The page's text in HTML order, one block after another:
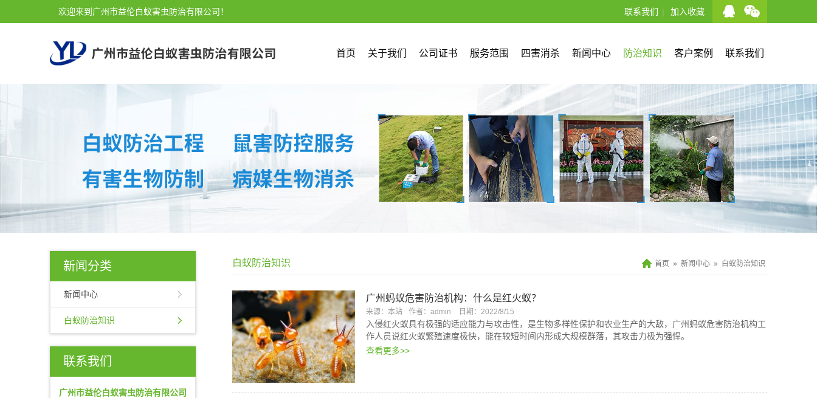
欢迎来到广州市益伦白蚁害虫防治有限公司！ 联系我们 | 加入收藏
首页 关于我们 公司证书 服务范围 四害消杀 新闻中心 防治知识 客户案例 联系我们
新闻分类
新闻中心
白蚁防治知识
联系我们
广州市益伦白蚁害虫防治有限公司
白蚁防治知识 首页 » 新闻中心 » 白蚁防治知识
广州蚂蚁危害防治机构：什么是红火蚁？
来源：本站 作者：admin 日期：2022/8/15
入侵红火蚁具有极强的适应能力与攻击性，是生物多样性保护和农业生产的大敌，广州蚂蚁危害防治机构工
作人员说红火蚁繁殖速度极快，能在较短时间内形成大规模群落，其攻击力极为强悍。
查看更多>>